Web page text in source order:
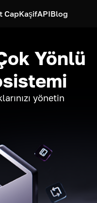
CapKaşifAPIBlog
Yönlü
yönetin